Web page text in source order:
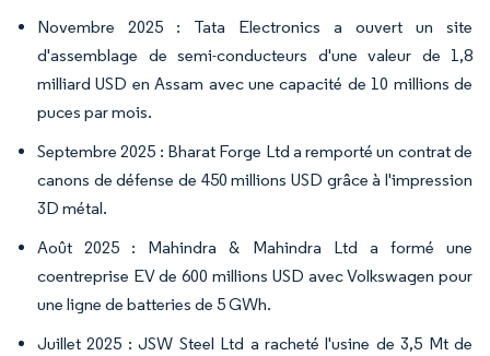
Novembre 2025 : Tata Electronics a ouvert un site
d'assemblage de semi-conducteurs d'une valeur de 1,8
milliard USD en Assam avec une capacité de 10 millions de
puces par mois.
Septembre 2025 : Bharat Forge Ltd a remporté un contrat de
canons de défense de 450 millions USD grâce à l'impression
3D métal.
Août 2025 : Mahindra & Mahindra Ltd a formé une
coentreprise EV de 600 millions USD avec Volkswagen pour
une ligne de batteries de 5 GWh.
Juillet 2025 : JSW Steel Ltd a racheté l'usine de 3,5 Mt de